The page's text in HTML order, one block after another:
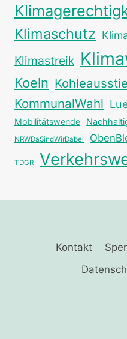
Klimaschutz
Klimastreik
Koeln
KommunalWahl
Mobilitätswende
NRWDaSindWirDabei
TDGR
Kontakt